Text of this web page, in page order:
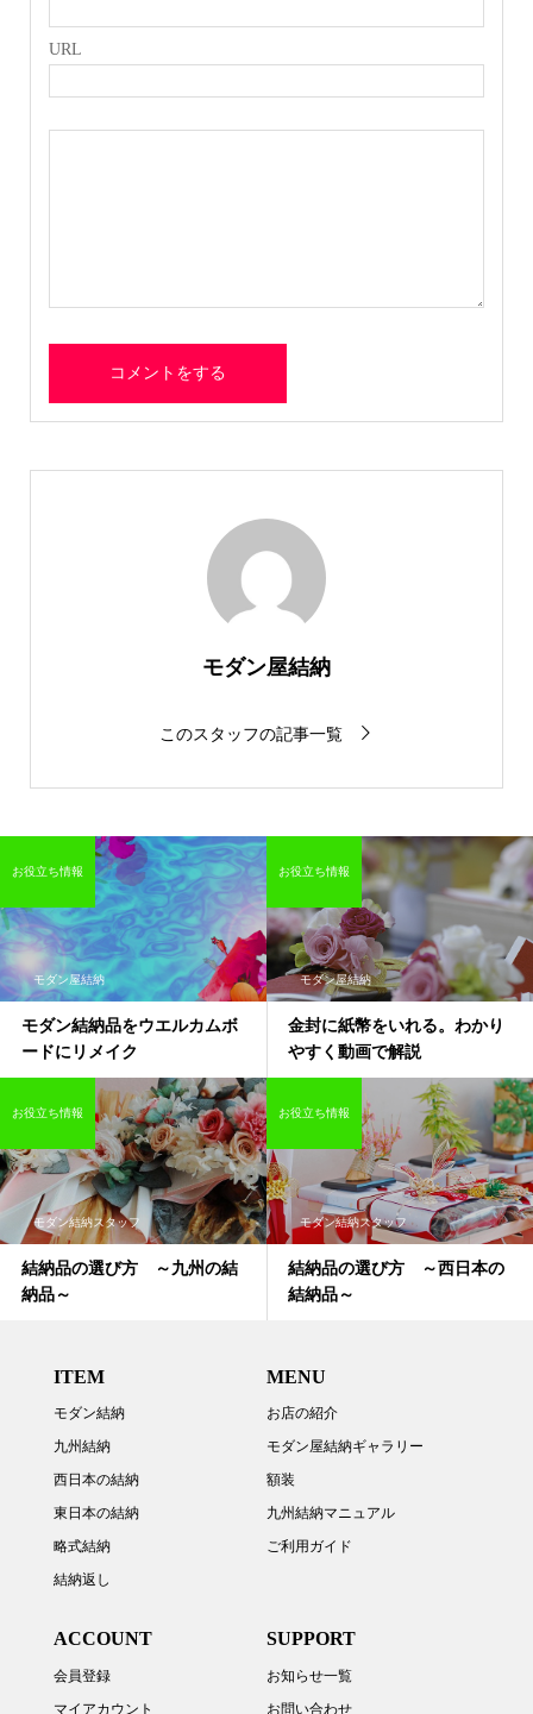
URL
モダン屋結納
このスタッフの記事一覧
モダン屋結納
モダン結納品をウエルカムボ
ードにリメイク
お役立ち情報
モダン屋結納
金封に紙幣をいれる。わかり
やすく動画で解説
お役立ち情報
モダン結納スタッフ
結納品の選び方 ～九州の結
納品～
お役立ち情報
モダン結納スタッフ
結納品の選び方 ～西日本の
結納品～
お役立ち情報
ITEM
モダン結納
九州結納
西日本の結納
東日本の結納
略式結納
結納返し
MENU
お店の紹介
モダン屋結納ギャラリー
額装
九州結納マニュアル
ご利用ガイド
ACCOUNT
会員登録
マイアカウント
SUPPORT
お知らせ一覧
お問い合わせ